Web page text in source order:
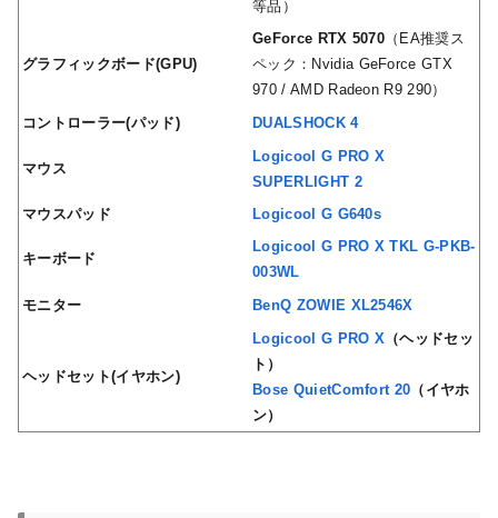
等品）
グラフィックボード(GPU)
GeForce RTX 5070 （EA推奨ス
ペック：Nvidia GeForce GTX
970 / AMD Radeon R9 290）
コントローラー(パッド)
DUALSHOCK 4
マウス
Logicool G PRO X
SUPERLIGHT 2
マウスパッド
Logicool G G640s
キーボード
Logicool G PRO X TKL G-PKB-
003WL
モニター
BenQ ZOWIE XL2546X
ヘッドセット(イヤホン)
Logicool G PRO X （ヘッドセッ
ト）
Bose QuietComfort 20 （イヤホ
ン）